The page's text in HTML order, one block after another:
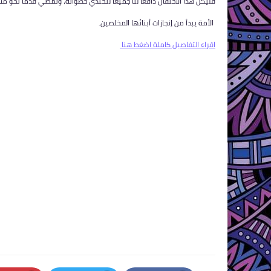
الأمة يبدأ من إنجازات أبنائها المخلصين.
اقراء التفاصيل كاملة اضغط هنا